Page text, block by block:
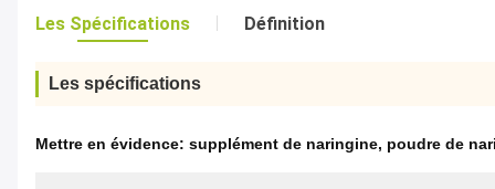
Les Spécifications Définition
Les spécifications
Mettre en évidence: supplément de naringine, poudre de